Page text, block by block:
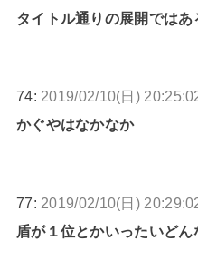
タイトル通りの展開ではあ
74: 2019/02/10(日)
かぐやはなかなか
77: 2019/02/10(日)
盾が１位とかいったいど